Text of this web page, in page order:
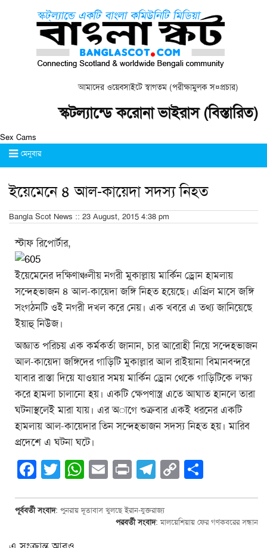
আমাদের ওয়েবসাইটে স্বাগতম (পরীক্ষামুলক স¤প্রচার)
স্কটল্যান্ডে করোনা ভাইরাস (বিস্তারিত)
Sex Cams
মেনুবার
ইয়েমেনে ৪ আল-কায়েদা সদস্য নিহত
Bangla Scot News :: 23 August, 2015 4:38 pm
স্টাফ রিপোর্টার,
ইয়েমেনের দক্ষিণাঞ্চলীয় নগরী মুকাল্লায় মার্কিন ড্রোন হামলায়
সন্দেহভাজন ৪ আল-কায়েদা জঙ্গি নিহত হয়েছে। এপ্রিল মাসে জঙ্গি
সংগঠনটি ওই নগরী দখল করে নেয়। এক খবরে এ তথ্য জানিয়েছে
ইয়াহু নিউজ।
অজ্ঞাত পরিচয় এক কর্মকর্তা জানান, চার আরোহী নিয়ে সন্দেহভাজন
আল-কায়েদা জঙ্গিদের গাড়িটি মুকাল্লার আল রাইয়ানা বিমানবন্দরে
যাবার রাস্তা দিয়ে যাওয়ার সময় মার্কিন ড্রোন থেকে গাড়িটিকে লক্ষ্য
করে হামলা চালানো হয়। একটি ক্ষেপণাস্ত্র এতে আঘাত হানলে তারা
ঘটনাস্থলেই মারা যায়। এর অাগে শুক্রবার একই ধরনের একটি
হামলায় আল-কায়েদার তিন সন্দেহভাজন সদস্য নিহত হয়। মারিব
প্রদেশে এ ঘটনা ঘটে।
Facebook
Twitter
WhatsApp
Email
PrintTelegram
Copy
পূর্ববর্তী সংবাদ: পুনরায় দূতাবাস খুলছে ইরান-যুক্তরাজ্য
পরবর্তী সংবাদ:মালয়েশিয়ায় ফের গণকবরের সন্ধান